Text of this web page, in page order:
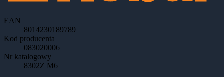
EAN
8014230189789
Kod producenta
083020006
Nr katalogowy
8302Z M6